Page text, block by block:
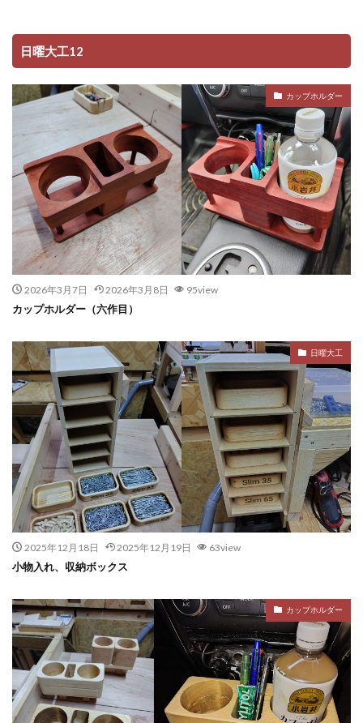
日曜大工12
カップホルダー
2026年3月7日 2026年3月8日 95view
カップホルダー（六作目）
日曜大工
2025年12月18日 2025年12月19日 63view
小物入れ、収納ボックス
カップホルダー